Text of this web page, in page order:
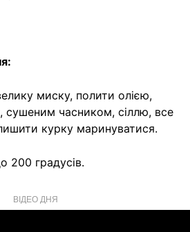
миску, полити олією,
сушеним часником, сіллю, все
курку маринуватися.
200 градусів.
ВІДЕО ДНЯ